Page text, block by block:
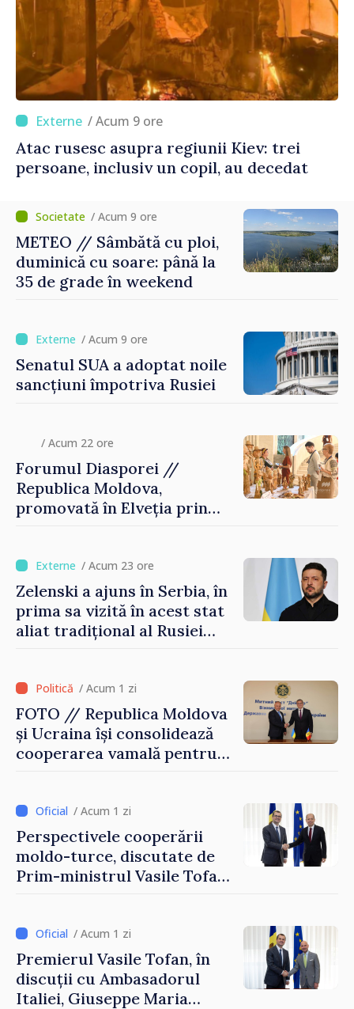
/ Acum 9 ore
Atac rusesc asupra regiunii Kiev: trei
persoane, inclusiv un copil, au decedat
/ Acum 9 ore
METEO // Sâmbătă cu ploi,
duminică cu soare: până la
35 de grade în weekend
/ Acum 9 ore
Senatul SUA a adoptat noile
sancțiuni împotriva Rusiei
/ Acum 22 ore
Forumul Diasporei //
Republica Moldova,
promovată în Elveția prin
/ Acum 23 ore
Zelenski a ajuns în Serbia, în
prima sa vizită în acest stat
aliat tradițional al Rusiei
/ Acum 1 zi
FOTO // Republica Moldova
și Ucraina își consolidează
cooperarea vamală pentru
Reuniune la Moghiliov-
Podolsk
/ Acum 1 zi
Perspectivele cooperării
moldo-turce, discutate de
Prim-ministrul Vasile Tofan
/ Acum 1 zi
Premierul Vasile Tofan, în
discuții cu Ambasadorul
Italiei, Giuseppe Maria